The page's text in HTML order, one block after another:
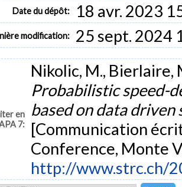
Date du dépôt: 18 avr. 2023
modification: 25 sept. 2024
en
7:
Nikolic, M., Bierlaire,
Probabilistic speed-
based on data
[Communication
Conference, Monte
http://www.strc.ch/